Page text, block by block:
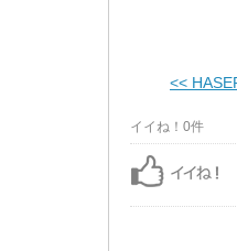
<<
イイね！0件